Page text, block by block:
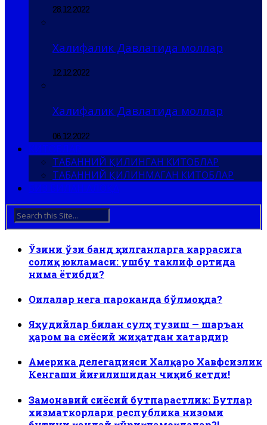
28.12.2022
Халифалик Давлатида моллар
12.12.2022
Халифалик Давлатида моллар
06.12.2022
ТАБАННИЙ ҚИЛИНГАН КИТОБЛАР
ТАБАННИЙ ҚИЛИНМАГАН КИТОБЛАР
Ўзини ўзи банд қилганларга каррасига
солиқ юкламаси: ушбу таклиф ортида
нима ётибди?
Оилалар нега пароканда бўлмоқда?
Яҳудийлар билан сулҳ тузиш — шаръан
ҳаром ва сиёсий жиҳатдан хатардир
Америка делегацияси Халқаро Хавфсизлик
Кенгаши йиғилишидан чиқиб кетди!
Замонавий сиёсий бутпарастлик: Бутлар
хизматкорлари республика низоми